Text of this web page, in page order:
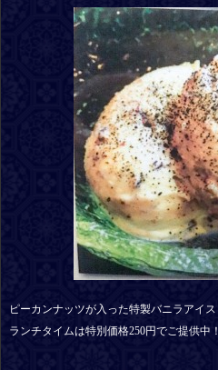
ピーカンナッツが入った特製バニラアイス
ランチタイムは特別価格250円でご提供中！